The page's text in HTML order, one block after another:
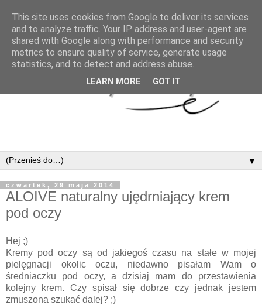
▼
czwartek, 29 maja 2014
ALOIVE naturalny ujędrniający krem
pod oczy
Hej ;)
Kremy pod oczy są od jakiegoś czasu na stałe w mojej
pielęgnacji okolic oczu, niedawno pisałam Wam o
średniaczku pod oczy, a dzisiaj mam do przestawienia
kolejny krem. Czy spisał się dobrze czy jednak jestem
zmuszona szukać dalej? ;)
This site uses cookies from Google to deliver its services
and to analyze traffic. Your IP address and user-agent are
shared with Google along with performance and security
metrics to ensure quality of service, generate usage
statistics, and to detect and address abuse.
LEARN MORE GOT IT